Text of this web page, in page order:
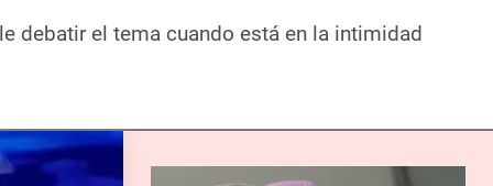
debatir el tema cuando está en la intimidad